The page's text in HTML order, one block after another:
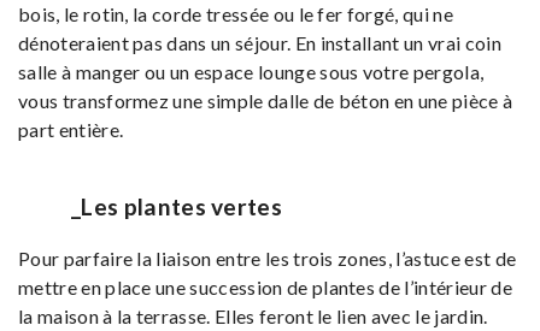
bois, le rotin, la corde tressée ou le fer forgé, qui ne
dénoteraient pas dans un séjour. En installant un vrai coin
salle à manger ou un espace lounge sous votre pergola,
vous transformez une simple dalle de béton en une pièce à
part entière.
_Les plantes vertes
Pour parfaire la liaison entre les trois zones, l’astuce est de
mettre en place une succession de plantes de l’intérieur de
la maison à la terrasse. Elles feront le lien avec le jardin.